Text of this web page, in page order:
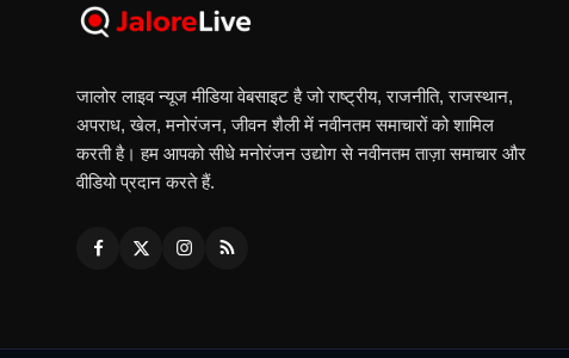
जालोर लाइव न्यूज मीडिया वेबसाइट है जो राष्ट्रीय, राजनीति, राजस्थान,
अपराध, खेल, मनोरंजन, जीवन शैली में नवीनतम समाचारों को शामिल
करती है। हम आपको सीधे मनोरंजन उद्योग से नवीनतम ताज़ा समाचार और
वीडियो प्रदान करते हैं.